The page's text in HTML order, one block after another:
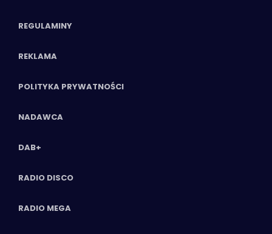
REGULAMINY
REKLAMA
POLITYKA PRYWATNOŚCI
NADAWCA
DAB+
RADIO DISCO
RADIO MEGA